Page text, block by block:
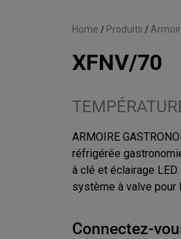
Home / Produits /
XFNV/70
ARMOIRE
réfrigérée
à clé et éclairage
système à valve pour
Connectez-